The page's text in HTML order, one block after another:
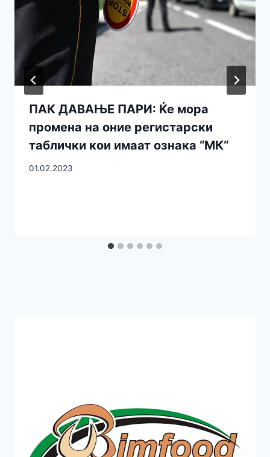
ПАК ДАВАЊЕ ПАРИ: Ќе мора
промена на оние регистарски
таблички кои имаат ознака “МК“
01.02.2023